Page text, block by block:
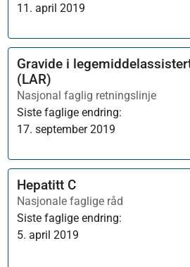
11. april 2019
Gravide i
(LAR)
Nasjonal faglig retningslinje
Siste faglige endring:
17. september 2019
Hepatitt C
Nasjonale faglige råd
Siste faglige endring:
5. april 2019